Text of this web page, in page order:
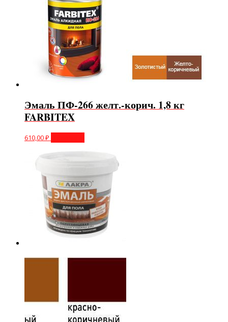
Эмаль ПФ-266 желт.-корич. 1,8 кг
FARBITEX
610,00₽